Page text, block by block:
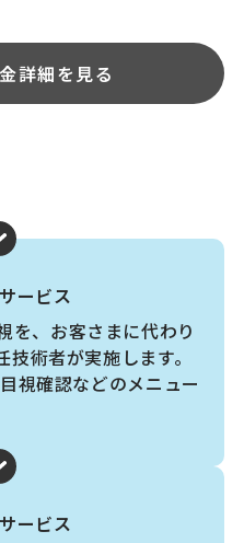
詳細を見る
ービス
を、お客さまに代わり
術者が実施します。
視確認などのメニュー
ービス